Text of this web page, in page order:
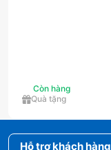
Còn hàng
Quà tặng
Hỗ trợ khách hàng